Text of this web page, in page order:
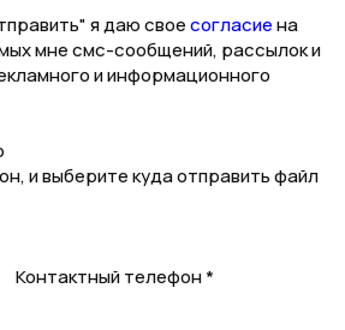
я даю своесогласиена
мне смс-сообщений, рассылок и
и информационного
и выберите куда отправить файл
Контактный телефон *